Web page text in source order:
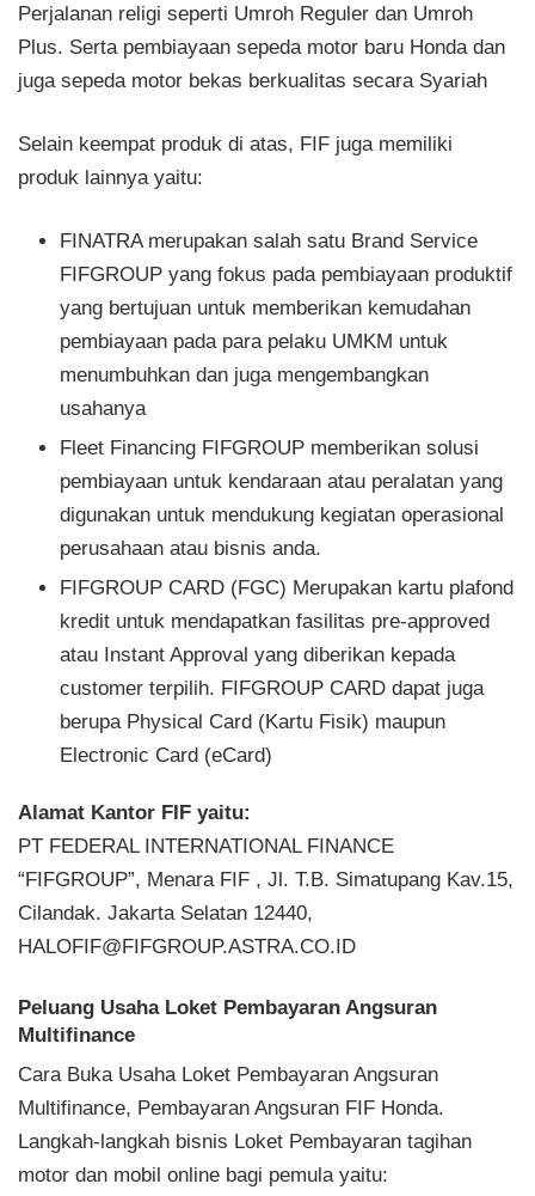
Perjalanan religi seperti Umroh Reguler dan Umroh
Plus. Serta pembiayaan sepeda motor baru Honda dan
juga sepeda motor bekas berkualitas secara Syariah
Selain keempat produk di atas, FIF juga memiliki
produk lainnya yaitu:
FINATRA merupakan salah satu Brand Service
FIFGROUP yang fokus pada pembiayaan produktif
yang bertujuan untuk memberikan kemudahan
pembiayaan pada para pelaku UMKM untuk
menumbuhkan dan juga mengembangkan
usahanya
Fleet Financing FIFGROUP memberikan solusi
pembiayaan untuk kendaraan atau peralatan yang
digunakan untuk mendukung kegiatan operasional
perusahaan atau bisnis anda.
FIFGROUP CARD (FGC) Merupakan kartu plafond
kredit untuk mendapatkan fasilitas pre-approved
atau Instant Approval yang diberikan kepada
customer terpilih. FIFGROUP CARD dapat juga
berupa Physical Card (Kartu Fisik) maupun
Electronic Card (eCard)
Alamat Kantor FIF yaitu:
PT FEDERAL INTERNATIONAL FINANCE
“FIFGROUP”, Menara FIF , Jl. T.B. Simatupang Kav.15,
Cilandak. Jakarta Selatan 12440,
HALOFIF@FIFGROUP.ASTRA.CO.ID
Peluang Usaha Loket Pembayaran Angsuran
Multifinance
Cara Buka Usaha Loket Pembayaran Angsuran
Multifinance, Pembayaran Angsuran FIF Honda.
Langkah-langkah bisnis Loket Pembayaran tagihan
motor dan mobil online bagi pemula yaitu: